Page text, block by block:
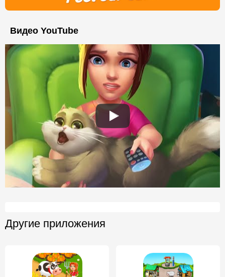
Видео YouTube
Другие приложения